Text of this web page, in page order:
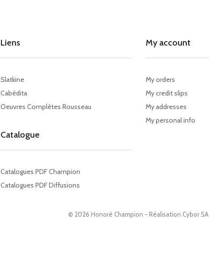
© 2026 Honoré Champion - Réalisation Cybor SA
Liens
Slatkine
Cabédita
Oeuvres Complètes Rousseau
Catalogue
Catalogues PDF Champion
Catalogues PDF Diffusions
My account
My orders
My credit slips
My addresses
My personal info